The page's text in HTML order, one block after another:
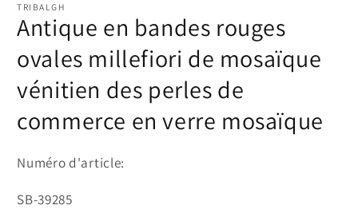
TRIBALGH
Antique en bandes rouges
ovales millefiori de mosaïque
vénitien des perles de
commerce en verre mosaïque
Numéro d'article:
SKU:
SB-39285